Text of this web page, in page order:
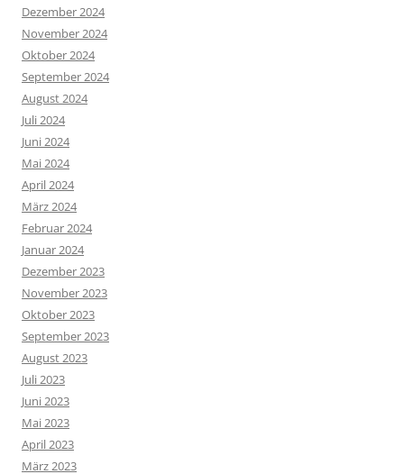
Dezember 2024
November 2024
Oktober 2024
September 2024
August 2024
Juli 2024
Juni 2024
Mai 2024
April 2024
März 2024
Februar 2024
Januar 2024
Dezember 2023
November 2023
Oktober 2023
September 2023
August 2023
Juli 2023
Juni 2023
Mai 2023
April 2023
März 2023